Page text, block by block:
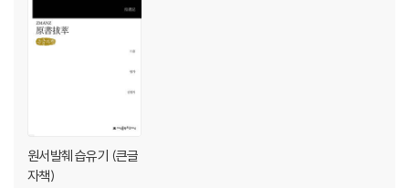
15. 위(魏)
17. 촉(蜀)
원서발췌 습유기 (큰글
자책)